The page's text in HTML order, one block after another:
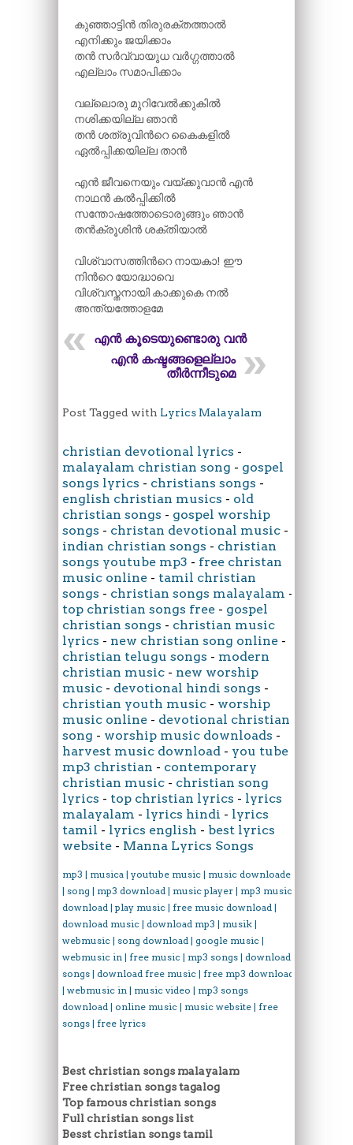
കുഞ്ഞാട്ടിൻ തിരുരക്തത്താൽ
എനിക്കും ജയിക്കാം
തൻ സർവ്വായുധ വർഗ്ഗത്താൽ
എല്ലാം സമാപിക്കാം
വല്ലൊരു മുറിവേൽക്കുകിൽ
നശിക്കയില്ല ഞാൻ
തൻ ശത്രുവിന്‍റെ കൈകളിൽ
ഏൽപ്പിക്കയില്ല താൻ
എൻ ജീവനെയും വയ്ക്കുവാൻ എൻ
നാഥൻ കൽപ്പിക്കിൽ
സന്തോഷത്തോടൊരുങ്ങും ഞാൻ
തൻക്രൂശിൻ ശക്തിയാൽ
വിശ്വാസത്തിന്‍റെ നായകാ! ഈ
നിന്‍റെ യോദ്ധാവെ
വിശ്വസ്തനായി കാക്കുകെ നൽ
അന്ത്യത്തോളമേ
എൻ കൂടെയുണ്ടൊരു വൻ
എൻ കഷ്ടങ്ങളെല്ലാം
തീർന്നീടുമെ
Post Tagged with Lyrics Malayalam
christian devotional lyrics -
malayalam christian song - gospel
songs lyrics - christians songs -
english christian musics - old
christian songs - gospel worship
songs - christan devotional music -
indian christian songs - christian
songs youtube mp3 - free christan
music online - tamil christian
songs - christian songs malayalam -
top christian songs free - gospel
christian songs - christian music
lyrics - new christian song online -
christian telugu songs - modern
christian music - new worship
music - devotional hindi songs -
christian youth music - worship
music online - devotional christian
song - worship music downloads -
harvest music download - you tube
mp3 christian - contemporary
christian music - christian song
lyrics - top christian lyrics - lyrics
malayalam - lyrics hindi - lyrics
tamil - lyrics english - best lyrics
website - Manna Lyrics Songs
mp3 | musica | youtube music | music downloader
| song | mp3 download | music player | mp3 music
download | play music | free music download |
download music | download mp3 | musik |
webmusic | song download | google music |
webmusic in | free music | mp3 songs | download
songs | download free music | free mp3 download
| webmusic in | music video | mp3 songs
download | online music | music website | free
songs | free lyrics
Best christian songs malayalam
Free christian songs tagalog
Top famous christian songs
Full christian songs list
Besst christian songs tamil